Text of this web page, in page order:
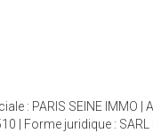
: PARIS SEINE IMMO
| Forme juridique :